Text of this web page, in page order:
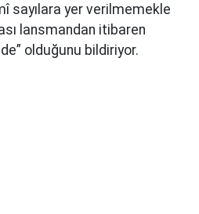
sayılara yer verilmemekle
lansmandan itibaren
olduğunu bildiriyor.